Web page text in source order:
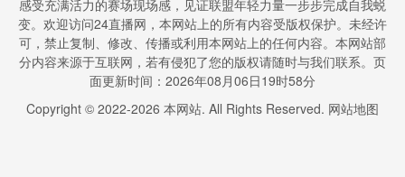
感受充满活力的赛场现场感，见证联盟年轻力量一步步完成自我蜕
变。欢迎访问24直播网，本网站上的所有内容受版权保护。未经许
可，禁止复制、修改、传播或利用本网站上的任何内容。本网站部
分内容来源于互联网，若有侵犯了您的版权请随时与我们联系。页
面更新时间：2026年08月06日19时58分
Copyright © 2022-2026 本网站. All Rights Reserved. 网站地图